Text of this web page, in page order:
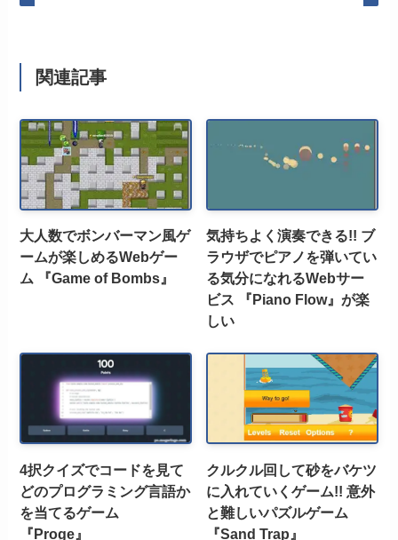
関連記事
大人数でボンバーマン風ゲ
ームが楽しめるWebゲー
ム 『Game of Bombs』
気持ちよく演奏できる!! ブ
ラウザでピアノを弾いてい
る気分になれるWebサー
ビス 『Piano Flow』が楽
しい
4択クイズでコードを見て
どのプログラミング言語か
を当てるゲーム
『Proge』
クルクル回して砂をバケツ
に入れていくゲーム!! 意外
と難しいパズルゲーム
『Sand Trap』